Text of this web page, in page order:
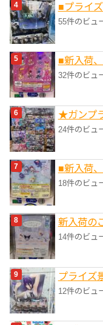
■プライ
55件のビュ
■新入荷
32件のビュ
★ガンプ
24件のビュ
■新入荷
18件のビュ
新入荷の
14件のビュ
プライズ
12件のビュ